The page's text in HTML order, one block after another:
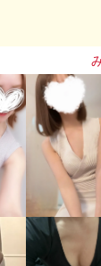
みんな大好き